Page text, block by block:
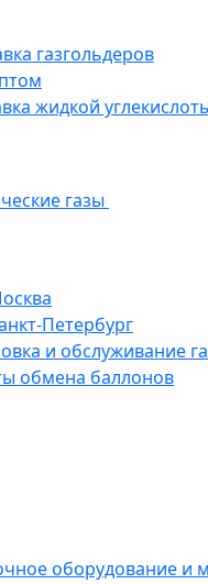
газгольдеров
жидкой
газы
Петербург
и обслуживание
обмена баллонов
оборудование и